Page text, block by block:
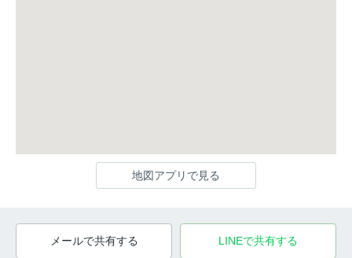
地図アプリで見る
メールで共有する LINEで共有する